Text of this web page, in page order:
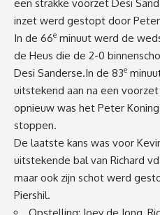
een strakke voorzet Desi
inzet werd gestopt door Peter
In de 66e minuut werd de
de Heus die de 2-0
Desi Sanderse.In de 83e
uitstekend aan na een
opnieuw was het Peter
stoppen.
De laatste kans was voor
uitstekende bal van Richard
maar ook zijn schot werd
Piershil.
Opstelling: Joey de Jong,